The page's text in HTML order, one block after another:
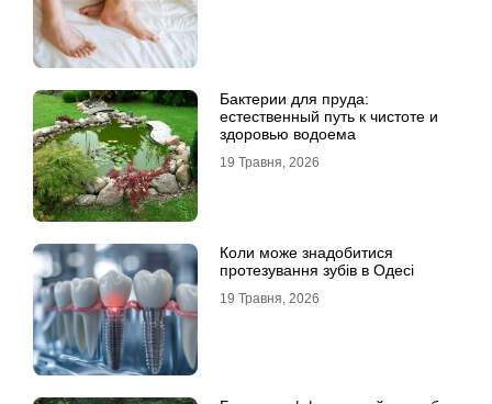
Бактерии для пруда:
естественный путь к чистоте и
здоровью водоема
19 Травня, 2026
Коли може знадобитися
протезування зубів в Одесі
19 Травня, 2026